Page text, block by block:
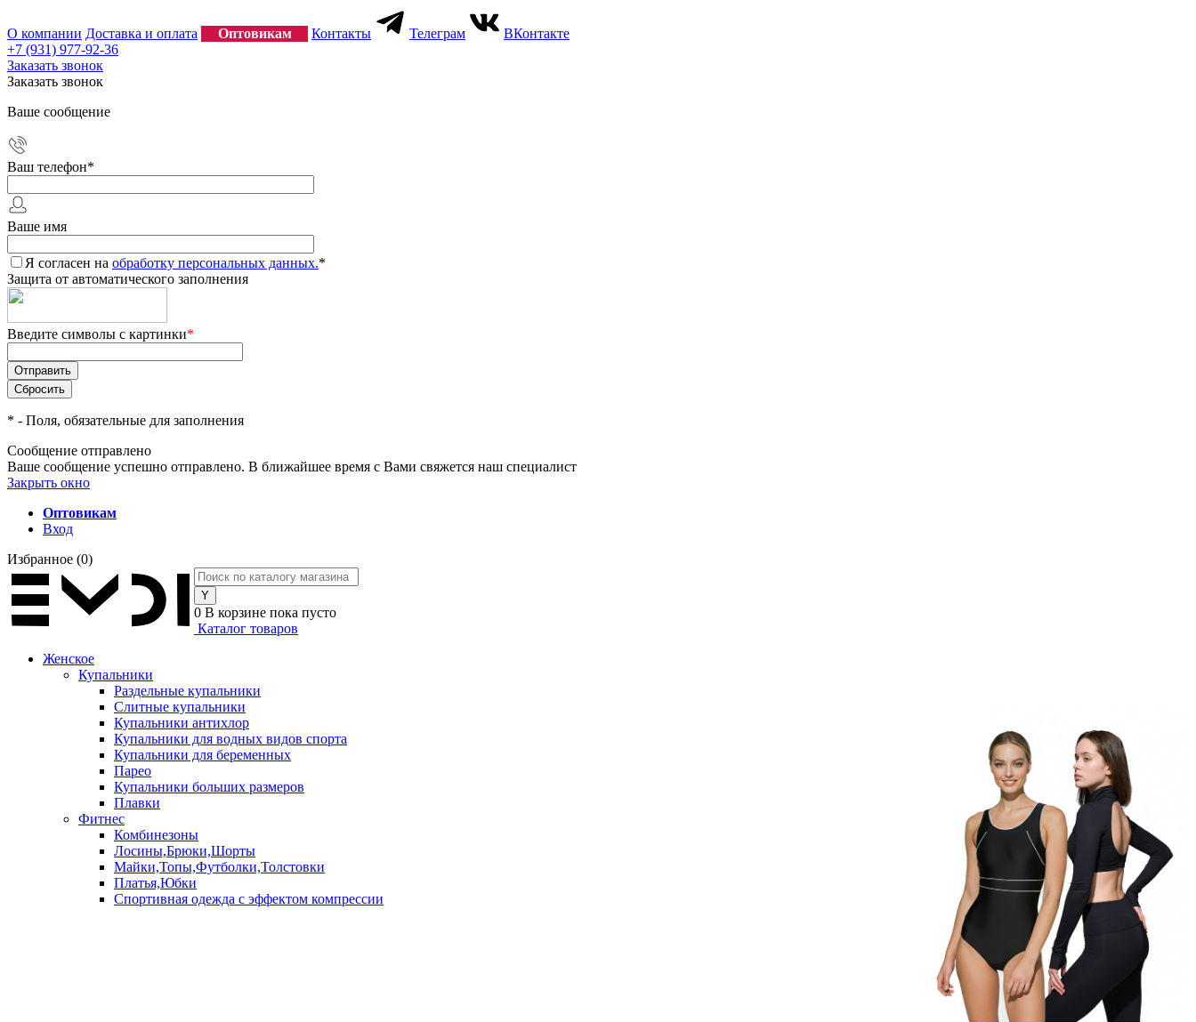
О компании Доставка и оплата Оптовикам Контакты Телеграм
ВКонтакте
+7 (931) 977-92-36
Заказать звонок
Заказать звонок
Ваше сообщение
Ваш телефон*
Ваше имя
Я согласен на обработку персональных данных.*
Защита от автоматического заполнения
Введите символы с картинки*
* - Поля, обязательные для заполнения
Сообщение отправлено
Ваше сообщение успешно отправлено. В ближайшее время с Вами свяжется наш специалист
Закрыть окно
Оптовикам
Вход
Избранное (0)
0 В корзине пока пусто
Каталог товаров
Женское
Купальники
Раздельные купальники
Слитные купальники
Купальники антихлор
Купальники для водных видов спорта
Купальники для беременных
Парео
Купальники больших размеров
Плавки
Фитнес
Комбинезоны
Лосины,Брюки,Шорты
Майки,Топы,Футболки,Толстовки
Платья,Юбки
Спортивная одежда с эффектом компрессии